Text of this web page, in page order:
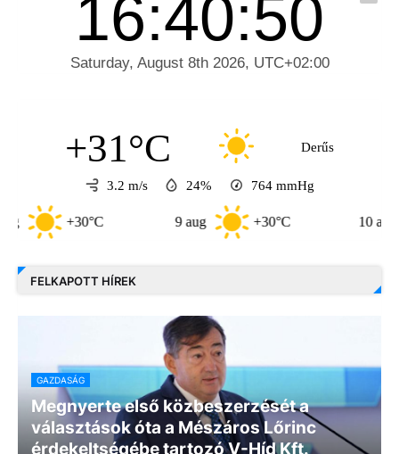
+31°C Derűs
3.2 m/s 24% 764 mmHg
9 aug +30°C 10 aug
FELKAPOTT HÍREK
GAZDASÁG
Megnyerte első közbeszerzését a
választások óta a Mészáros Lőrinc
érdekeltségébe tartozó V-Híd Kft.